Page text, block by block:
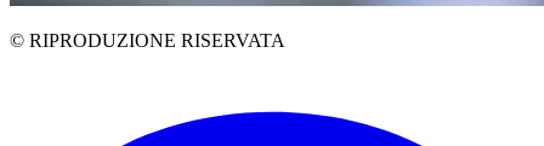
© RIPRODUZIONE RISERVATA